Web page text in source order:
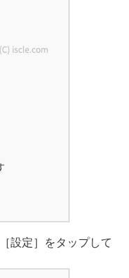
設定］をタップして